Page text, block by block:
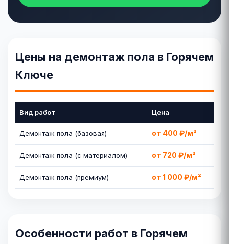
Цены на демонтаж пола в Горячем
Ключе
Вид работ Цена
Демонтаж пола (базовая) от 400 ₽/м²
Демонтаж пола (с материалом) от 720 ₽/м²
Демонтаж пола (премиум) от 1 000 ₽/м²
Особенности работ в Горячем